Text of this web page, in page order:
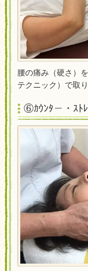
腰の痛み（硬さ）
テクニック）で取
⑥ｶｳﾝﾀ－・ｽﾄﾚ